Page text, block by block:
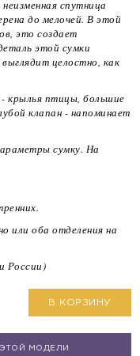
спутница
до мелочей. В этой
это создает
этой сумки
целостно, как
крылья птицы, большие
клапан - напоминает
сумку. На
или оба отделения на
России)
В КОРЗИНУ
МОДЕЛИ